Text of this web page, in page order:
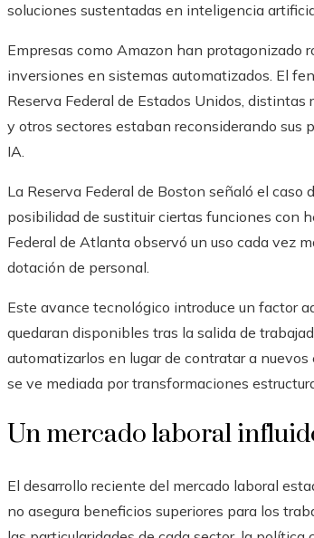
soluciones sustentadas en inteligencia
Empresas como Amazon han protagonizado
inversiones en sistemas automatizados. El
Reserva Federal de Estados Unidos,
y otros sectores estaban reconsiderando
IA.
La Reserva Federal de Boston señaló el
posibilidad de sustituir ciertas funciones con
Federal de Atlanta observó un uso cada vez
dotación de personal.
Este avance tecnológico introduce un factor
quedaran disponibles tras la salida de
automatizarlos en lugar de contratar a
se ve mediada por transformaciones
Un mercado laboral
El desarrollo reciente del mercado laboral
no asegura beneficios superiores para los